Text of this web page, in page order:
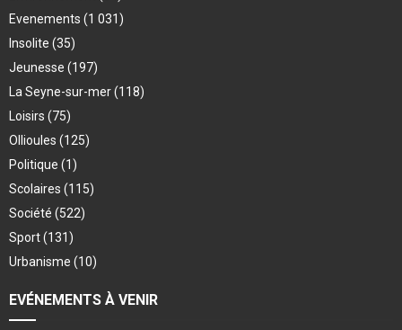
Evenements (1 031)
Insolite (35)
Jeunesse (197)
La Seyne-sur-mer(118)
Loisirs (75)
Ollioules (125)
Politique (1)
Scolaires (115)
Société (522)
Sport(131)
Urbanisme (10)
EVÉNEMENTS À VENIR